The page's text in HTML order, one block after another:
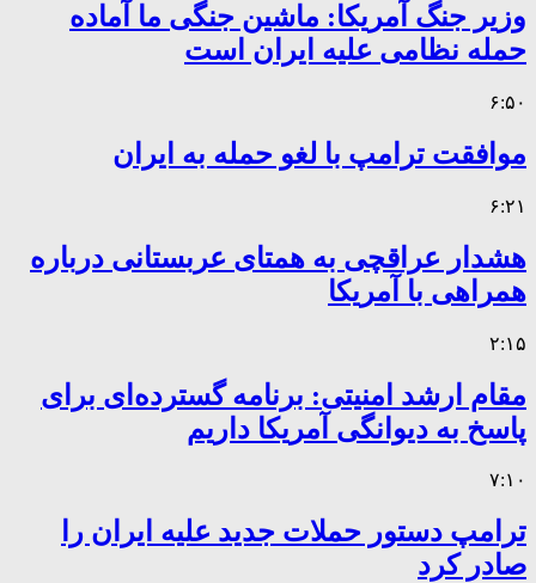
وزیر جنگ آمریکا: ماشین جنگی ما آماده
حمله نظامی علیه ایران است
۶:۵۰
موافقت ترامپ با لغو حمله به ایران
۶:۲۱
هشدار عراقچی به همتای عربستانی درباره
همراهی با آمریکا
۲:۱۵
مقام ارشد امنیتی: برنامه گسترده‌ای برای
پاسخ به دیوانگی آمریکا داریم
۷:۱۰
ترامپ دستور حملات جدید علیه ایران را
صادر کرد